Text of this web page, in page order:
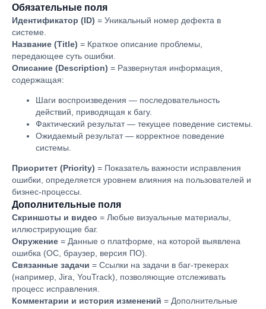
Обязательные поля
Идентификатор (ID) = Уникальный номер дефекта в
системе.
Название (Title) = Краткое описание проблемы,
передающее суть ошибки.
Описание (Description) = Развернутая информация,
содержащая:
Шаги воспроизведения — последовательность
действий, приводящая к багу.
Фактический результат — текущее поведение системы.
Ожидаемый результат — корректное поведение
системы.
Приоритет (Priority) = Показатель важности исправления
ошибки, определяется уровнем влияния на пользователей и
бизнес-процессы.
Дополнительные поля
Скриншоты и видео = Любые визуальные материалы,
иллюстрирующие баг.
Окружение = Данные о платформе, на которой выявлена
ошибка (ОС, браузер, версия ПО).
Связанные задачи = Ссылки на задачи в баг-трекерах
(например, Jira, YouTrack), позволяющие отслеживать
процесс исправления.
Комментарии и история изменений = Дополнительные